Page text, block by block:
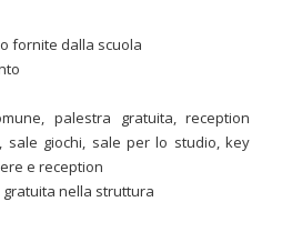
fornite dalla scuola
palestra gratuita, reception
sale giochi, sale per lo studio, key
e reception
gratuita nella struttura